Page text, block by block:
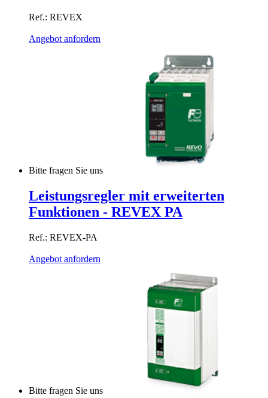
Ref.: REVEX
Angebot anfordern
Bitte fragen Sie uns
Leistungsregler mit erweiterten
Funktionen - REVEX PA
Ref.: REVEX-PA
Angebot anfordern
Bitte fragen Sie uns